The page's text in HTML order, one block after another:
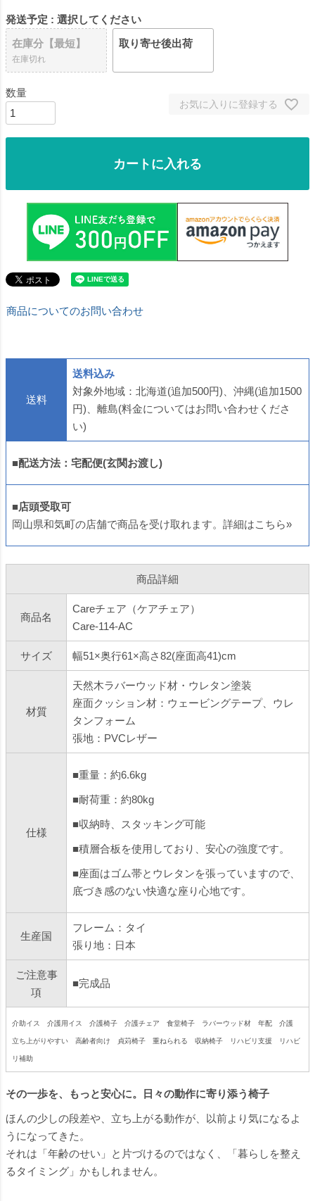
発送予定
選択してください
在庫分【最短】
在庫切れ
取り寄せ後出荷
お気に入りに登録する
カートに入れる
商品についてのお問い合わせ
送料
送料込み
対象外地域：北海道(追加500円)、沖縄(追加1500
円)、離島(料金についてはお問い合わせくださ
い)
■配送方法：宅配便(玄関お渡し)
■店頭受取可
岡山県和気町の店舗で商品を受け取れます。 詳細はこちら»
商品詳細
商品名
Careチェア（ケアチェア）
Care-114-AC
サイズ 幅51×奥行61×高さ82(座面高41)cm
材質
天然木ラバーウッド材・ウレタン塗装
座面クッション材：ウェービングテープ、ウレ
タンフォーム
張地：PVCレザー
仕様
■重量：約6.6kg
■耐荷重：約80kg
■収納時、スタッキング可能
■積層合板を使用しており、安心の強度です。
■座面はゴム帯とウレタンを張っていますので、
底づき感のない快適な座り心地です。
生産国
フレーム：タイ
張り地：日本
ご注意事
項
■完成品
介助イス 介護用イス 介護椅子 介護チェア 食堂椅子 ラバーウッド材 年配 介護
立ち上がりやすい 高齢者向け 貞苅椅子 重ねられる 収納椅子 リハビリ支援 リハビ
リ補助
その一歩を、もっと安心に。日々の動作に寄り添う椅子
ほんの少しの段差や、立ち上がる動作が、以前より気になるよ
うになってきた。
それは「年齢のせい」と片づけるのではなく、「暮らしを整え
るタイミング」かもしれません。